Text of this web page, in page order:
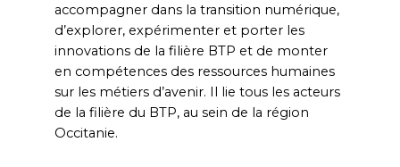
accompagner dans la transition numérique,
d’explorer, expérimenter et porter les
innovations de la filière BTP et de monter
en compétences des ressources humaines
sur les métiers d’avenir. Il lie tous les acteurs
de la filière du BTP, au sein de la région
Occitanie.